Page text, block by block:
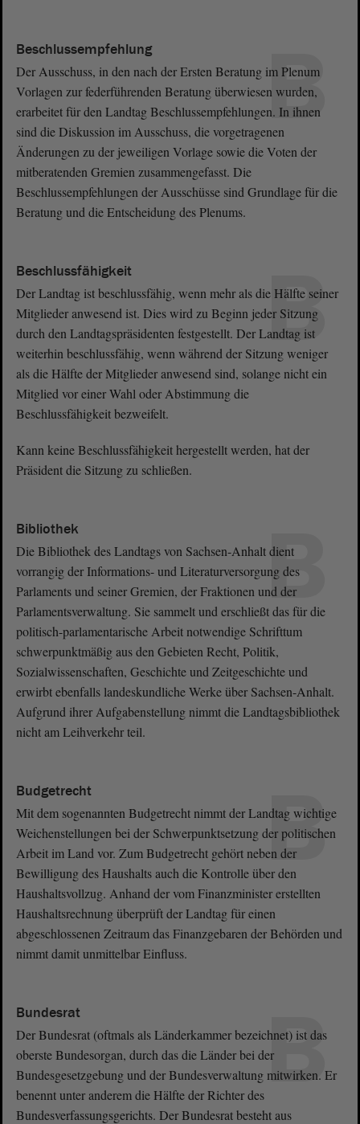
B
Beschlussempfehlung
Der Ausschuss, in den nach der Ersten Beratung im Plenum
Vorlagen zur federführenden Beratung überwiesen wurden,
erarbeitet für den Landtag Beschlussempfehlungen. In ihnen
sind die Diskussion im Ausschuss, die vorgetragenen
Änderungen zu der jeweiligen Vorlage sowie die Voten der
mitberatenden Gremien zusammengefasst. Die
Beschlussempfehlungen der Ausschüsse sind Grundlage für die
Beratung und die Entscheidung des Plenums.
B
Beschlussfähigkeit
Der Landtag ist beschlussfähig, wenn mehr als die Hälfte seiner
Mitglieder anwesend ist. Dies wird zu Beginn jeder Sitzung
durch den Landtagspräsidenten festgestellt. Der Landtag ist
weiterhin beschlussfähig, wenn während der Sitzung weniger
als die Hälfte der Mitglieder anwesend sind, solange nicht ein
Mitglied vor einer Wahl oder Abstimmung die
Beschlussfähigkeit bezweifelt.
Kann keine Beschlussfähigkeit hergestellt werden, hat der
Präsident die Sitzung zu schließen.
B
Bibliothek
Die Bibliothek des Landtags von Sachsen-Anhalt dient
vorrangig der Informations- und Literaturversorgung des
Parlaments und seiner Gremien, der Fraktionen und der
Parlamentsverwaltung. Sie sammelt und erschließt das für die
politisch-parlamentarische Arbeit notwendige Schrifttum
schwerpunktmäßig aus den Gebieten Recht, Politik,
Sozialwissenschaften, Geschichte und Zeitgeschichte und
erwirbt ebenfalls landeskundliche Werke über Sachsen-Anhalt.
Aufgrund ihrer Aufgabenstellung nimmt die Landtagsbibliothek
nicht am Leihverkehr teil.
B
Budgetrecht
Mit dem sogenannten Budgetrecht nimmt der Landtag wichtige
Weichenstellungen bei der Schwerpunktsetzung der politischen
Arbeit im Land vor. Zum Budgetrecht gehört neben der
Bewilligung des Haushalts auch die Kontrolle über den
Haushaltsvollzug. Anhand der vom Finanzminister erstellten
Haushaltsrechnung überprüft der Landtag für einen
abgeschlossenen Zeitraum das Finanzgebaren der Behörden und
nimmt damit unmittelbar Einfluss.
B
Bundesrat
Der Bundesrat (oftmals als Länderkammer bezeichnet) ist das
oberste Bundesorgan, durch das die Länder bei der
Bundesgesetzgebung und der Bundesverwaltung mitwirken. Er
benennt unter anderem die Hälfte der Richter des
Bundesverfassungsgerichts. Der Bundesrat besteht aus